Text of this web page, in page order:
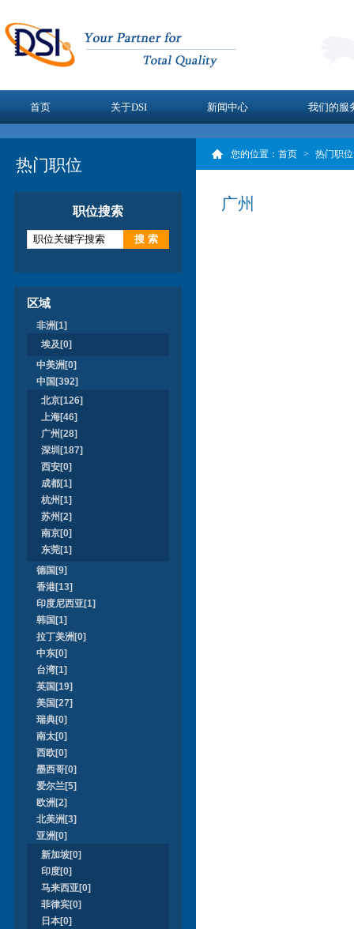
首页 关于DSI 新闻中心 我们的服
热门职位
职位搜索
区域
非洲[1]
埃及[0]
中美洲[0]
中国[392]
北京[126]
上海[46]
广州[28]
深圳[187]
西安[0]
成都[1]
杭州[1]
苏州[2]
南京[0]
东莞[1]
德国[9]
香港[13]
印度尼西亚[1]
韩国[1]
拉丁美洲[0]
中东[0]
台湾[1]
英国[19]
美国[27]
瑞典[0]
南太[0]
西欧[0]
墨西哥[0]
爱尔兰[5]
欧洲[2]
北美洲[3]
亚洲[0]
新加坡[0]
印度[0]
马来西亚[0]
菲律宾[0]
日本[0]
您的位置： 首页 > 热门职位
广州